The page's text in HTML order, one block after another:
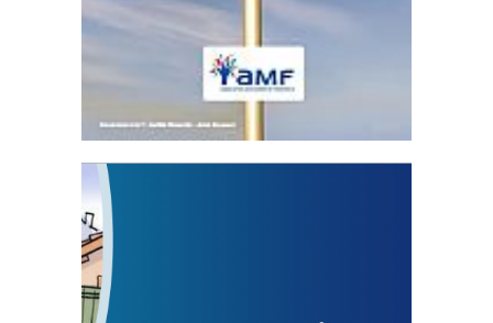
Statut de l’élu local
3 avril 2024
Mise à jour avril 2024
FEUILLETER